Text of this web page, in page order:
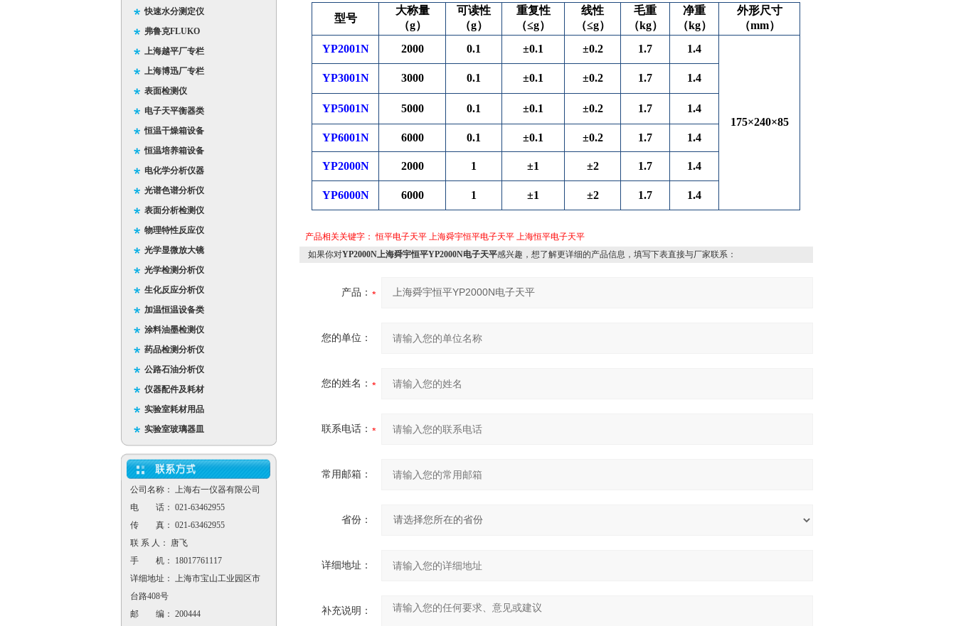
快速水分测定仪
弗鲁克FLUKO
上海越平厂专栏
上海博迅厂专栏
表面检测仪
电子天平衡器类
恒温干燥箱设备
恒温培养箱设备
电化学分析仪器
光谱色谱分析仪
表面分析检测仪
物理特性反应仪
光学显微放大镜
光学检测分析仪
生化反应分析仪
加温恒温设备类
涂料油墨检测仪
药品检测分析仪
公路石油分析仪
仪器配件及耗材
实验室耗材用品
实验室玻璃器皿
公司名称： 上海右一仪器有限公司
电 话： 021-63462955
传 真： 021-63462955
联 系 人： 唐飞
手 机： 18017761117
详细地址： 上海市宝山工业园区市
台路408号
邮 编： 200444
型号
大称量
（g）
可读性
（g）
重复性
（≤g）
线性
（≤g）
毛重
（kg）
净重
（kg）
外形尺寸
（mm）
YP2001N
2000 0.1 ±0.1 ±0.2 1.7 1.4
175×240×85
YP3001N 3000 0.1 ±0.1 ±0.2 1.7 1.4
YP5001N 5000 0.1 ±0.1 ±0.2 1.7 1.4
YP6001N 6000 0.1 ±0.1 ±0.2 1.7 1.4
YP2000N 2000 1 ±1 ±2 1.7 1.4
YP6000N 6000 1 ±1 ±2 1.7 1.4
产品相关关键字：恒平电子天平 上海舜宇恒平电子天平 上海恒平电子天平
如果你对YP2000N上海舜宇恒平YP2000N电子天平感兴趣，想了解更详细的产品信息，填写下表直接与厂家联系：
产品：
您的单位：
您的姓名：
联系电话：
常用邮箱：
省份：
详细地址：
补充说明：